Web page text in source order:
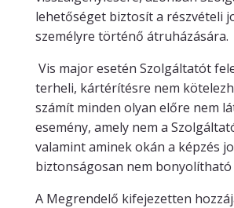
lehetőséget biztosít a részvételi
személyre történő átruházására.
Vis major esetén Szolgáltatót
terheli, kártérítésre nem
számít minden olyan előre nem
esemény, amely nem a
valamint aminek okán a képzés
biztonságosan nem bonyolítható
A Megrendelő kifejezetten